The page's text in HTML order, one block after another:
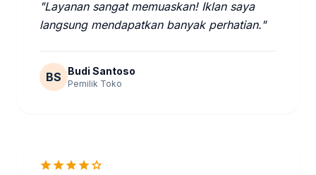
"Layanan sangat memuaskan! Iklan saya
langsung mendapatkan banyak perhatian."
BS Budi Santoso
Pemilik Toko
starstarstarstarstar